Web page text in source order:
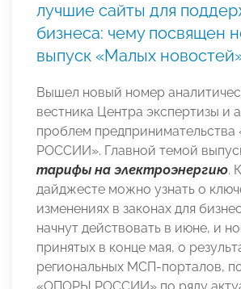
лучшие сайты для
бизнеса: чему посвящен
выпуск «Малых
Вышел новый номер
вестника Центра экспертизы и
проблем
РОССИИ». Главной темой
тарифы на электроэнергию.
дайджесте можно узнать о
изменениях в законах для
начнут действовать в июне, и
принятых в конце мая, о
региональных МСП-порталов,